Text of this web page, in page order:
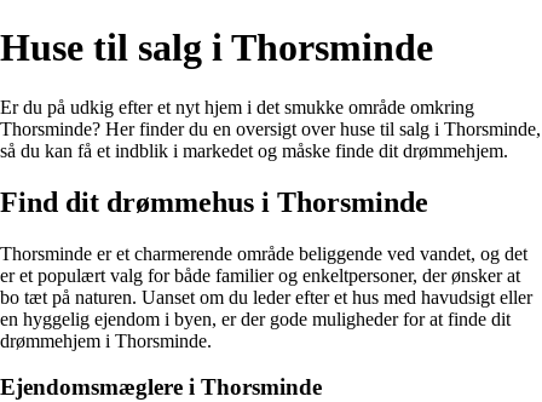
Huse til salg i Thorsminde
Er du på udkig efter et nyt hjem i det smukke område omkring
Thorsminde? Her finder du en oversigt over huse til salg i Thorsminde,
så du kan få et indblik i markedet og måske finde dit drømmehjem.
Find dit drømmehus i Thorsminde
Thorsminde er et charmerende område beliggende ved vandet, og det
er et populært valg for både familier og enkeltpersoner, der ønsker at
bo tæt på naturen. Uanset om du leder efter et hus med havudsigt eller
en hyggelig ejendom i byen, er der gode muligheder for at finde dit
drømmehjem i Thorsminde.
Ejendomsmæglere i Thorsminde